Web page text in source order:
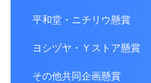
平和堂・ニチリウ懸賞
ヨシヅヤ・Ｙストア懸賞
その他共同企画懸賞